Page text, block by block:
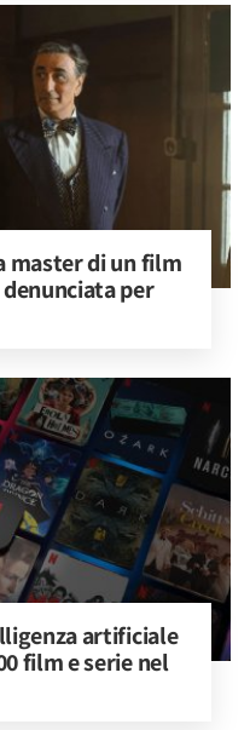
master di un film
per
artificiale
film e serie nel